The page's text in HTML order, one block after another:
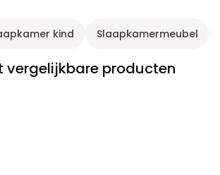
kind Slaapkamermeubel
vergelijkbare producten